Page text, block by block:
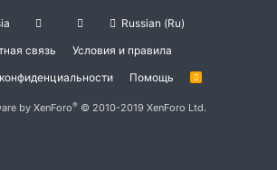
Russian (Ru)
связь
Условия и правила
Помощь
R
by XenForo® © 2010-2019 XenForo Ltd.